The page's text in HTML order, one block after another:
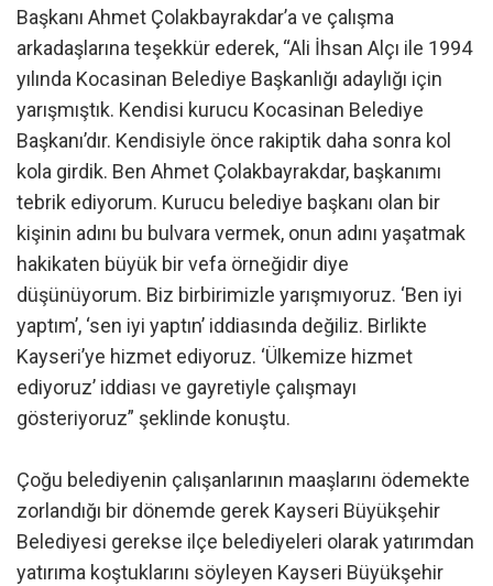
Başkanı Ahmet Çolakbayrakdar’a ve çalışma
arkadaşlarına teşekkür ederek, “Ali İhsan Alçı ile 1994
yılında Kocasinan Belediye Başkanlığı adaylığı için
yarışmıştık. Kendisi kurucu Kocasinan Belediye
Başkanı’dır. Kendisiyle önce rakiptik daha sonra kol
kola girdik. Ben Ahmet Çolakbayrakdar, başkanımı
tebrik ediyorum. Kurucu belediye başkanı olan bir
kişinin adını bu bulvara vermek, onun adını yaşatmak
hakikaten büyük bir vefa örneğidir diye
düşünüyorum. Biz birbirimizle yarışmıyoruz. ‘Ben iyi
yaptım’, ‘sen iyi yaptın’ iddiasında değiliz. Birlikte
Kayseri’ye hizmet ediyoruz. ‘Ülkemize hizmet
ediyoruz’ iddiası ve gayretiyle çalışmayı
gösteriyoruz” şeklinde konuştu.
Çoğu belediyenin çalışanlarının maaşlarını ödemekte
zorlandığı bir dönemde gerek Kayseri Büyükşehir
Belediyesi gerekse ilçe belediyeleri olarak yatırımdan
yatırıma koştuklarını söyleyen Kayseri Büyükşehir